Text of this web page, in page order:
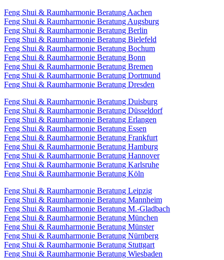
Feng Shui & Raumharmonie Beratung Aachen
Feng Shui & Raumharmonie Beratung Augsburg
Feng Shui & Raumharmonie Beratung Berlin
Feng Shui & Raumharmonie Beratung Bielefeld
Feng Shui & Raumharmonie Beratung Bochum
Feng Shui & Raumharmonie Beratung Bonn
Feng Shui & Raumharmonie Beratung Bremen
Feng Shui & Raumharmonie Beratung Dortmund
Feng Shui & Raumharmonie Beratung Dresden
Feng Shui & Raumharmonie Beratung Duisburg
Feng Shui & Raumharmonie Beratung Düsseldorf
Feng Shui & Raumharmonie Beratung Erlangen
Feng Shui & Raumharmonie Beratung Essen
Feng Shui & Raumharmonie Beratung Frankfurt
Feng Shui & Raumharmonie Beratung Hamburg
Feng Shui & Raumharmonie Beratung Hannover
Feng Shui & Raumharmonie Beratung Karlsruhe
Feng Shui & Raumharmonie Beratung Köln
Feng Shui & Raumharmonie Beratung Leipzig
Feng Shui & Raumharmonie Beratung Mannheim
Feng Shui & Raumharmonie Beratung M.-Gladbach
Feng Shui & Raumharmonie Beratung München
Feng Shui & Raumharmonie Beratung Münster
Feng Shui & Raumharmonie Beratung Nürnberg
Feng Shui & Raumharmonie Beratung Stuttgart
Feng Shui & Raumharmonie Beratung Wiesbaden